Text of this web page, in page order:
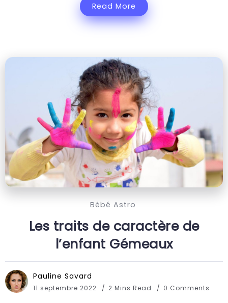
Read More
Bébé Astro
Les traits de caractère de
l’enfant Gémeaux
Pauline Savard
11 septembre 2022 2 Mins Read 0 Comments